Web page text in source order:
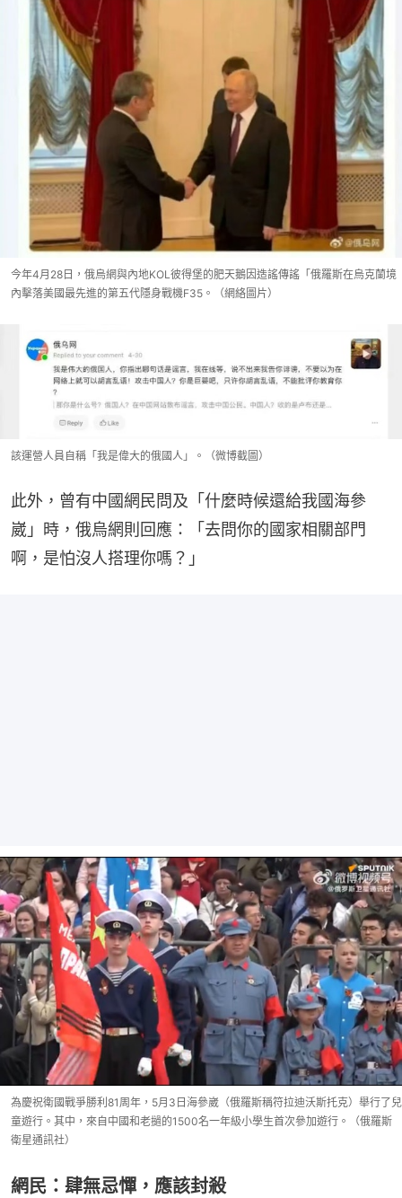
今年4月28日，俄烏網與內地KOL彼得堡的肥天鵝因造謠傳謠「俄羅斯在烏克蘭境
內擊落美國最先進的第五代隱身戰機F35。（網絡圖片）
該運營人員自稱「我是偉大的俄國人」。（微博截圖）
此外，曾有中國網民問及「什麼時候還給我國海參
崴」時，俄烏網則回應：「去問你的國家相關部門
啊，是怕沒人搭理你嗎？」
為慶祝衛國戰爭勝利81周年，5月3日海參崴（俄羅斯稱符拉迪沃斯托克）舉行了兒
童遊行。其中，來自中國和老撾的1500名一年級小學生首次參加遊行。（俄羅斯
衛星通訊社）
網民：肆無忌憚，應該封殺